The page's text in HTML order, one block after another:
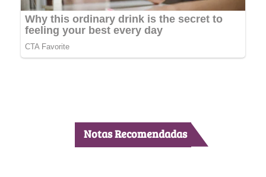
Notas Recomendadas